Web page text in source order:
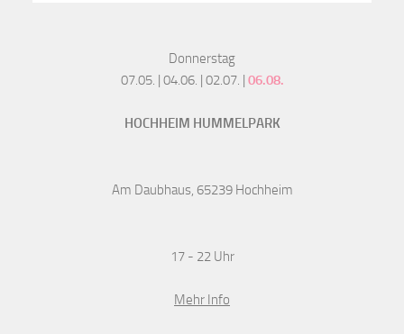
Donnerstag
07.05. | 04.06. | 02.07. | 06.08.
HOCHHEIM HUMMELPARK
Am Daubhaus, 65239 Hochheim
17 - 22 Uhr
Mehr Info